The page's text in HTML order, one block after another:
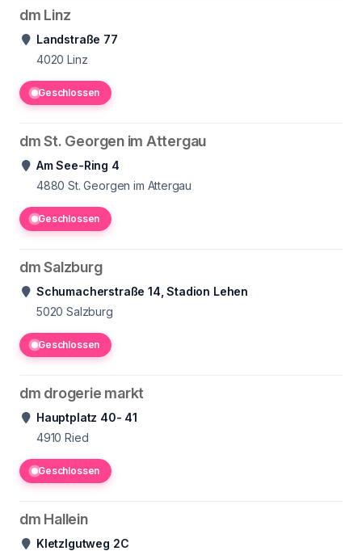
dm Linz
Landstraße 77
4020 Linz
Geschlossen
dm St. Georgen im Attergau
Am See-Ring 4
4880 St. Georgen im Attergau
Geschlossen
dm Salzburg
Schumacherstraße 14, Stadion Lehen
5020 Salzburg
Geschlossen
dm drogerie markt
Hauptplatz 40- 41
4910 Ried
Geschlossen
dm Hallein
Kletzlgutweg 2C